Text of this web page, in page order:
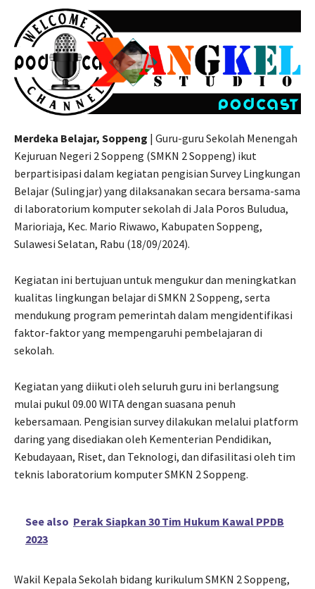
Merdeka Belajar, Soppeng | Guru-guru Sekolah Menengah
Kejuruan Negeri 2 Soppeng (SMKN 2 Soppeng) ikut
berpartisipasi dalam kegiatan pengisian Survey Lingkungan
Belajar (Sulingjar) yang dilaksanakan secara bersama-sama
di laboratorium komputer sekolah di Jala Poros Buludua,
Marioriaja, Kec. Mario Riwawo, Kabupaten Soppeng,
Sulawesi Selatan, Rabu (18/09/2024).
Kegiatan ini bertujuan untuk mengukur dan meningkatkan
kualitas lingkungan belajar di SMKN 2 Soppeng, serta
mendukung program pemerintah dalam mengidentifikasi
faktor-faktor yang mempengaruhi pembelajaran di
sekolah.
Kegiatan yang diikuti oleh seluruh guru ini berlangsung
mulai pukul 09.00 WITA dengan suasana penuh
kebersamaan. Pengisian survey dilakukan melalui platform
daring yang disediakan oleh Kementerian Pendidikan,
Kebudayaan, Riset, dan Teknologi, dan difasilitasi oleh tim
teknis laboratorium komputer SMKN 2 Soppeng.
See also Perak Siapkan 30 Tim Hukum Kawal PPDB
2023
Wakil Kepala Sekolah bidang kurikulum SMKN 2 Soppeng,